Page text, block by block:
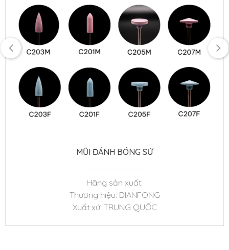
MŨI ĐÁNH BÓNG SỨ
Hãng sản xuất:
Thương hiệu: DIANFONG
Xuất xứ: TRUNG QUỐC